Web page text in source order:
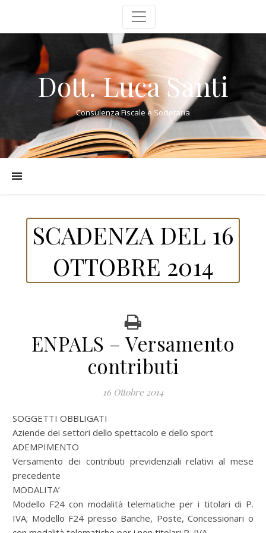
Dott. Luca Santi
Consulenza Fiscale e Societaria
SCADENZA DEL 16
OTTOBRE 2014
ENPALS – Versamento
contributi
16 Ottobre 2014
SOGGETTI OBBLIGATI
Aziende dei settori dello spettacolo e dello sport
ADEMPIMENTO
Versamento dei contributi previdenziali relativi al mese
precedente
MODALITA’
Modello F24 con modalità telematiche per i titolari di P.
IVA; Modello F24 presso Banche, Poste, Concessionari o